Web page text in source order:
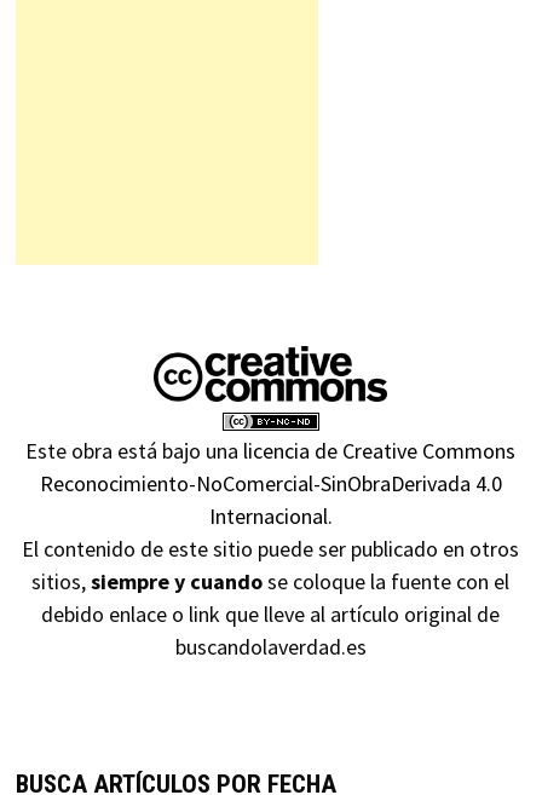
Este obra está bajo una licencia de Creative Commons
Reconocimiento-NoComercial-SinObraDerivada 4.0
Internacional.
El contenido de este sitio puede ser publicado en otros
sitios,siempre y cuandose coloque la fuente con el
debido enlace o link que lleve al artículo original de
buscandolaverdad.es
BUSCA ARTÍCULOS POR FECHA